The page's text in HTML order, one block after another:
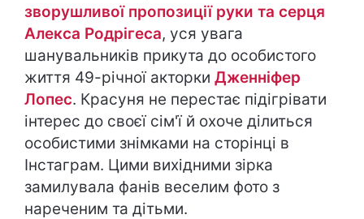
зворушливої пропозиції руки та серця
Алекса Родрігеса, уся увага
шанувальників прикута до особистого
життя 49-річної акторки Дженніфер
Лопес. Красуня не перестає підігрівати
інтерес до своєї сім'ї й охоче ділиться
особистими знімками на сторінці в
Інстаграм. Цими вихідними зірка
замилувала фанів веселим фото з
нареченим та дітьми.